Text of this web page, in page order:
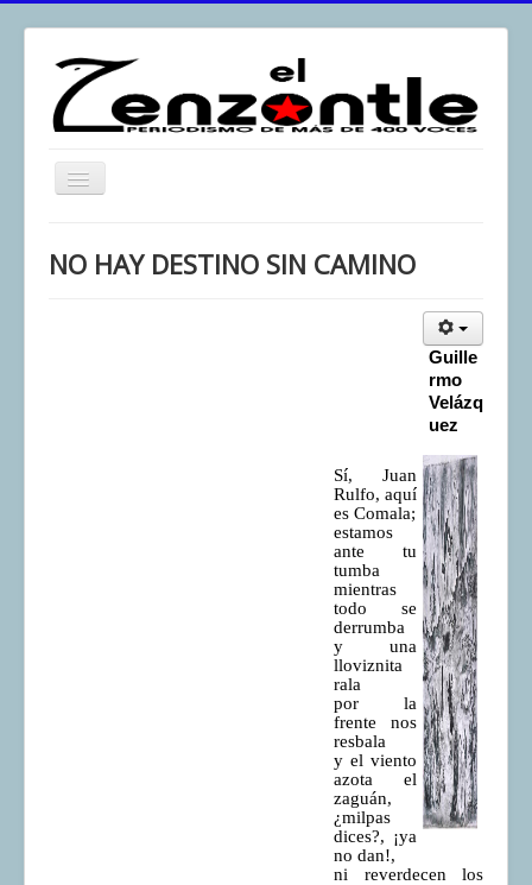
Toggle
El Zenzontle
COMUNERA 67 EN PDF numero de presentación de la
NO HAY DESTINO SIN CAMINO
Guille
rmo
Velázq
uez
Sí, Juan
Rulfo, aquí
es Comala;
estamos
ante tu
tumba
mientras
todo se
derrumba
y una
lloviznita
rala
por la
frente nos
resbala
y el viento
azota el
zaguán,
¿milpas
dices?, ¡ya
no dan!,
ni reverdecen los